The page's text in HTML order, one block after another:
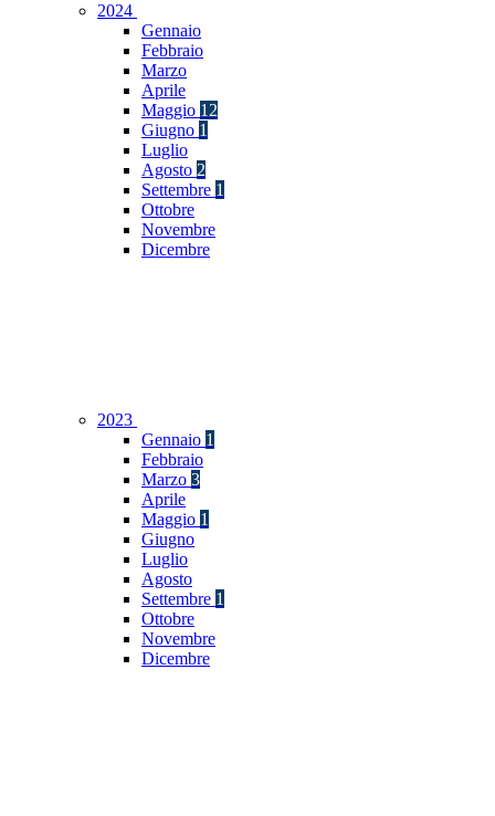
2024
Gennaio
Febbraio
Marzo
Aprile
Maggio 12
Giugno 1
Luglio
Agosto 2
Settembre 1
Ottobre
Novembre
Dicembre
2023
Gennaio 1
Febbraio
Marzo 3
Aprile
Maggio 1
Giugno
Luglio
Agosto
Settembre 1
Ottobre
Novembre
Dicembre